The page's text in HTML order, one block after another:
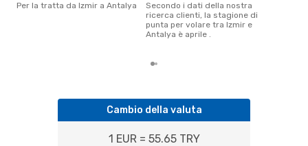
Per la tratta da Izmir a Antalya
Secondo i dati della nostra
ricerca clienti, la stagione di
punta per volare tra Izmir e
Antalya è aprile .
Cambio della valuta
1 EUR = 55.65 TRY